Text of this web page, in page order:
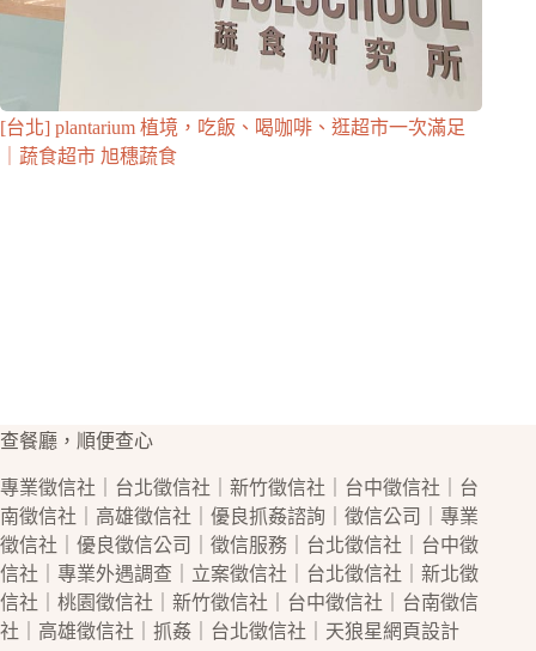
[台北] plantarium 植境，吃飯、喝咖啡、逛超市一次滿足
｜蔬食超市 旭穗蔬食
查餐廳，順便查心
專業徵信社 台北徵信社 新竹徵信社 台中徵信社
台
南徵信社
高雄徵信社 ｜優良抓姦諮詢｜ 徵信公司
｜專業
徵信社 ｜優良徵信公司 徵信服務｜ 台北徵信社
台中徵
信社 ｜專業外遇調查｜立案徵信社 台北徵信社
新北徵
信社
桃園徵信社 新竹徵信社 台中徵信社
台南徵信
社
高雄徵信社 抓姦 台北徵信社 ｜天狼星網頁設計